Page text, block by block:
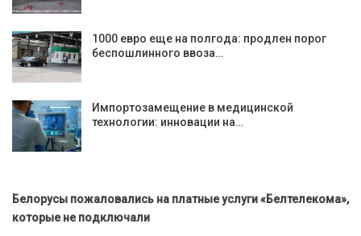
1000 евро еще на полгода: продлен порог
беспошлинного ввоза…
Импортозамещение в медицинской
технологии: инновации на…
Белорусы пожаловались на платные услуги «Белтелекома»,
которые не подключали